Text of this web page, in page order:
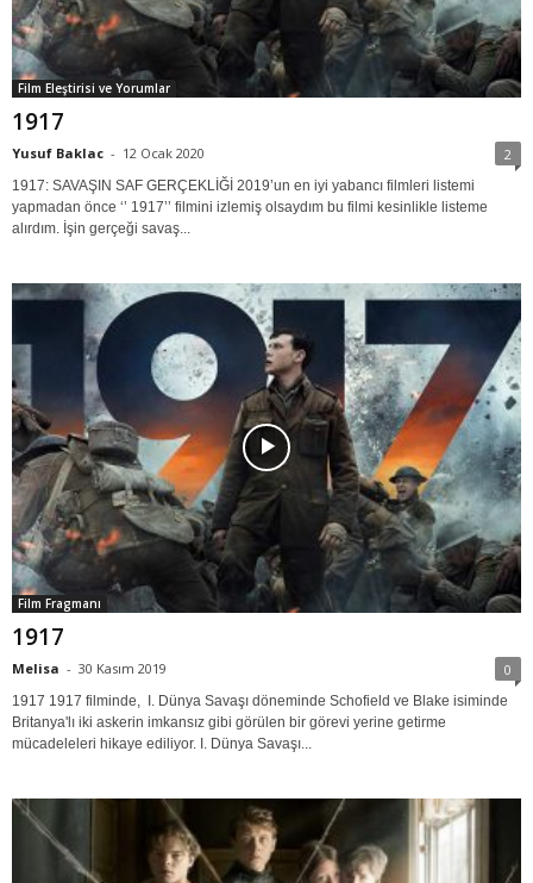
Film Eleştirisi ve Yorumlar
1917
Yusuf Baklac - 12 Ocak 2020 2
1917: SAVAŞIN SAF GERÇEKLİĞİ 2019’un en iyi yabancı filmleri listemi
yapmadan önce ‘’ 1917’’ filmini izlemiş olsaydım bu filmi kesinlikle listeme
alırdım. İşin gerçeği savaş...
Film Fragmanı
1917
Melisa - 30 Kasım 2019 0
1917 1917 filminde, I. Dünya Savaşı döneminde Schofield ve Blake isiminde
Britanya'lı iki askerin imkansız gibi görülen bir görevi yerine getirme
mücadeleleri hikaye ediliyor. I. Dünya Savaşı...